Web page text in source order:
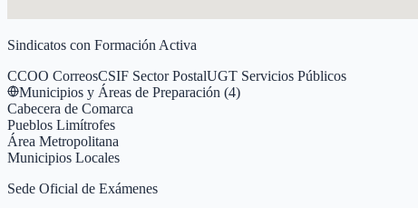
Sindicatos con Formación Activa
CCOO CorreosCSIF Sector PostalUGT Servicios Públicos
Municipios y Áreas de Preparación (4)
Cabecera de Comarca
Pueblos Limítrofes
Área Metropolitana
Municipios Locales
Sede Oficial de Exámenes